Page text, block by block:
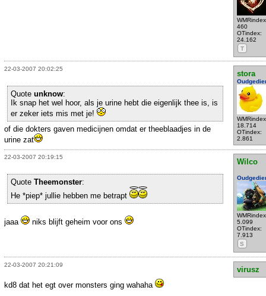
460
OTindex:
24.162
T
22-03-2007 20:02:25
stora
18.714
OTindex:
2.861
Quote unknow:
Ik snap het wel hoor, als je urine hebt die eigenlijk thee is, is
er zeker iets mis met je!
of die dokters gaven medicijnen omdat er theeblaadjes in de
urine zat
22-03-2007 20:19:15
Wilco
5.099
OTindex:
7.913
S
Quote Theemonster:
He *piep* jullie hebben me betrapt
jaaa niks blijft geheim voor ons
22-03-2007 20:21:09
virusz
kd8 dat het egt over monsters ging wahaha